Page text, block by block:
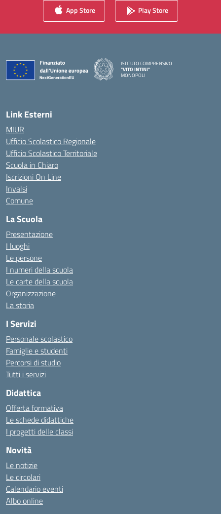
App Store Play Store
ISTITUTO COMPRENSIVO
"VITO INTINI"
MONOPOLI
Link Esterni
MIUR
Ufficio Scolastico Regionale
Ufficio Scolastico Territoriale
Scuola in Chiaro
Iscrizioni On Line
Invalsi
Comune
La Scuola
Presentazione
I luoghi
Le persone
I numeri della scuola
Le carte della scuola
Organizzazione
La storia
I Servizi
Personale scolastico
Famiglie e studenti
Percorsi di studio
Tutti i servizi
Didattica
Offerta formativa
Le schede didattiche
I progetti delle classi
Novità
Le notizie
Le circolari
Calendario eventi
Albo online